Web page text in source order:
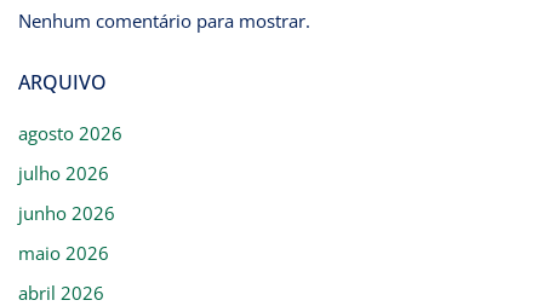
Nenhum comentário para mostrar.
ARQUIVO
agosto 2026
julho 2026
junho 2026
maio 2026
abril 2026